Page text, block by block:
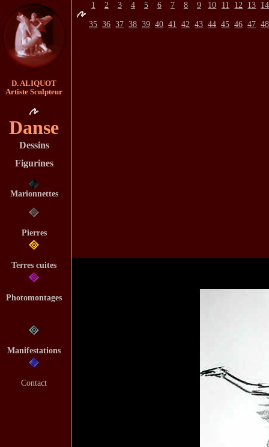
1 2 3 4 5 6 7 8 9 10 11 12 13 14
35 36 37 38 39 40 41 42 43 44 45 46 47 48
D. ALIQUOT
Artiste Sculpteur
Danse
Dessins
Figurines
Marionnettes
Pierres
Terres cuites
Photomontages
Manifestations
Contact